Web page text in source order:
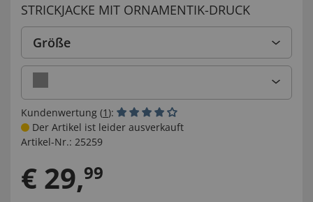
STRICKJACKE MIT ORNAMENTIK-DRUCK
Größe
Kundenwertung (1):
Der Artikel ist leider ausverkauft
Artikel-Nr.: 25259
€ 29,99